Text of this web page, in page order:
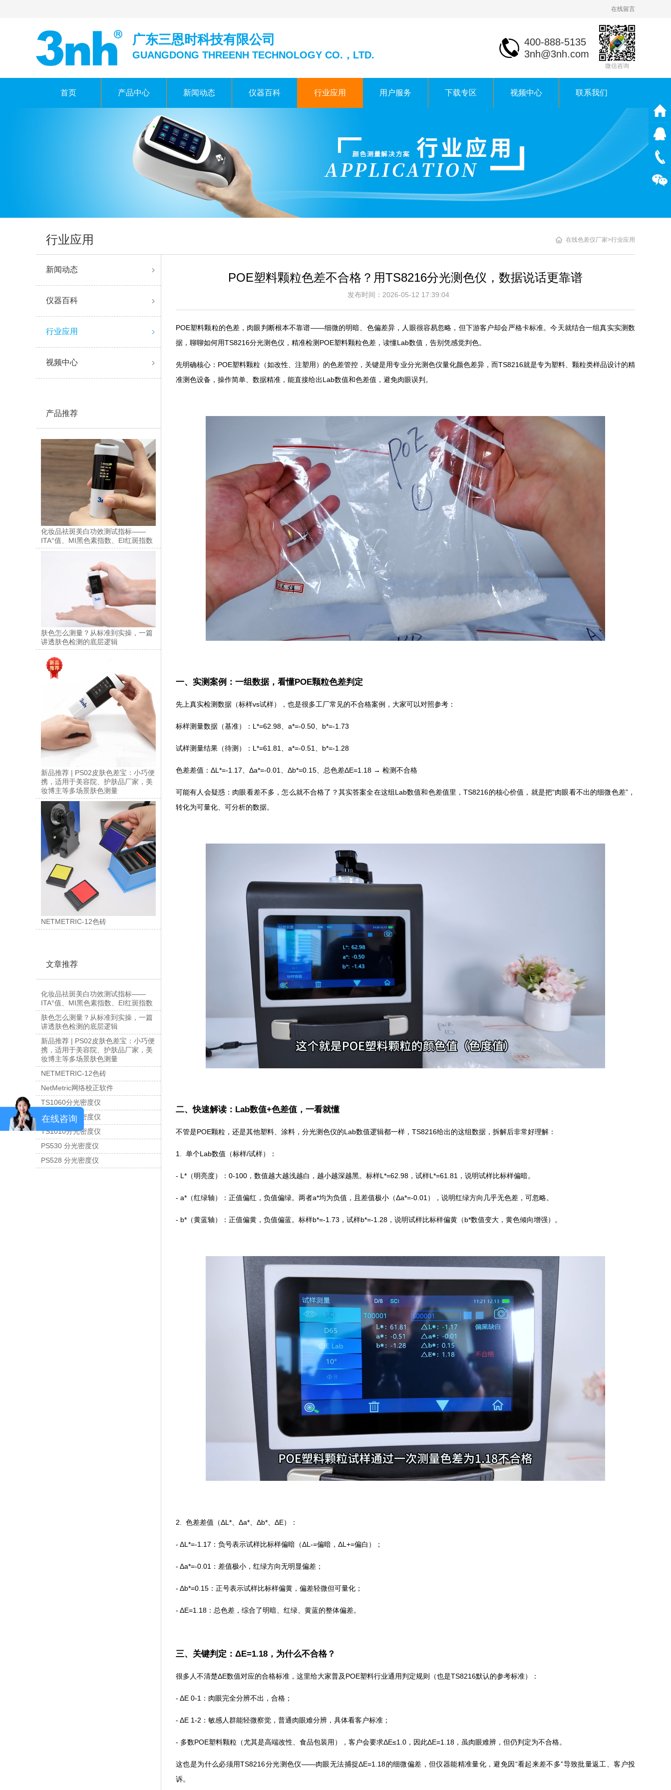
在线留言
广东三恩时科技有限公司
GUANGDONG THREENH TECHNOLOGY CO.，LTD.
微信咨询
400-888-5135
3nh@3nh.com
首页 产品中心 新闻动态 仪器百科 行业应用 用户服务 下载专区 视频中心 联系我们
行业应用
新闻动态
仪器百科
行业应用
视频中心
产品推荐
化妆品祛斑美白功效测试指标——
ITA°值、MI黑色素指数、EI红斑指数
肤色怎么测量？从标准到实操，一篇
讲透肤色检测的底层逻辑
新品推荐 | PS02皮肤色差宝：小巧便
携，适用于美容院、护肤品厂家，美
妆博主等多场景肤色测量
NETMETRIC-12色砖
文章推荐
化妆品祛斑美白功效测试指标——
ITA°值、MI黑色素指数、EI红斑指数
肤色怎么测量？从标准到实操，一篇
讲透肤色检测的底层逻辑
新品推荐 | PS02皮肤色差宝：小巧便
携，适用于美容院、护肤品厂家，美
妆博主等多场景肤色测量
NETMETRIC-12色砖
NetMetric网络校正软件
TS1060分光密度仪
TS1050分光密度仪
TS1010分光密度仪
PS530 分光密度仪
PS528 分光密度仪
在线色差仪厂家>行业应用
POE塑料颗粒色差不合格？用TS8216分光测色仪，数据说话更靠谱
发布时间：2026-05-12 17:39:04
POE塑料颗粒的色差，肉眼判断根本不靠谱——细微的明暗、色偏差异，人眼很容易忽略，但下游客户却会严格卡标准。今天就结合一组真实实测数
据，聊聊如何用TS8216分光测色仪，精准检测POE塑料颗粒色差，读懂Lab数值，告别凭感觉判色。
先明确核心：POE塑料颗粒（如改性、注塑用）的色差管控，关键是用专业分光测色仪量化颜色差异，而TS8216就是专为塑料、颗粒类样品设计的精
准测色设备，操作简单、数据精准，能直接给出Lab数值和色差值，避免肉眼误判。
一、实测案例：一组数据，看懂POE颗粒色差判定
先上真实检测数据（标样vs试样），也是很多工厂常见的不合格案例，大家可以对照参考：
标样测量数据（基准）：L*=62.98、a*=-0.50、b*=-1.73
试样测量结果（待测）：L*=61.81、a*=-0.51、b*=-1.28
色差差值：ΔL*=-1.17、Δa*=-0.01、Δb*=0.15、总色差ΔE=1.18 → 检测不合格
可能有人会疑惑：肉眼看差不多，怎么就不合格了？其实答案全在这组Lab数值和色差值里，TS8216的核心价值，就是把“肉眼看不出的细微色差”，
转化为可量化、可分析的数据。
二、快速解读：Lab数值+色差值，一看就懂
不管是POE颗粒，还是其他塑料、涂料，分光测色仪的Lab数值逻辑都一样，TS8216给出的这组数据，拆解后非常好理解：
1. 单个Lab数值（标样/试样）：
- L*（明亮度）：0-100，数值越大越浅越白，越小越深越黑。标样L*=62.98，试样L*=61.81，说明试样比标样偏暗。
- a*（红绿轴）：正值偏红，负值偏绿。两者a*均为负值，且差值极小（Δa*=-0.01），说明红绿方向几乎无色差，可忽略。
- b*（黄蓝轴）：正值偏黄，负值偏蓝。标样b*=-1.73，试样b*=-1.28，说明试样比标样偏黄（b*数值变大，黄色倾向增强）。
2. 色差差值（ΔL*、Δa*、Δb*、ΔE）：
- ΔL*=-1.17：负号表示试样比标样偏暗（ΔL-=偏暗，ΔL+=偏白）；
- Δa*=-0.01：差值极小，红绿方向无明显偏差；
- Δb*=0.15：正号表示试样比标样偏黄，偏差轻微但可量化；
- ΔE=1.18：总色差，综合了明暗、红绿、黄蓝的整体偏差。
三、关键判定：ΔE=1.18，为什么不合格？
很多人不清楚ΔE数值对应的合格标准，这里给大家普及POE塑料行业通用判定规则（也是TS8216默认的参考标准）：
- ΔE 0-1：肉眼完全分辨不出，合格；
- ΔE 1-2：敏感人群能轻微察觉，普通肉眼难分辨，具体看客户标准；
- 多数POE塑料颗粒（尤其是高端改性、食品包装用），客户会要求ΔE≤1.0，因此ΔE=1.18，虽肉眼难辨，但仍判定为不合格。
这也是为什么必须用TS8216分光测色仪——肉眼无法捕捉ΔE=1.18的细微偏差，但仪器能精准量化，避免因“看起来差不多”导致批量返工、客户投
诉。
在线咨询